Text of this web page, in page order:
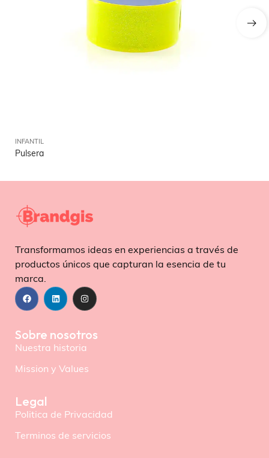
INFANTIL
Pulsera
Transformamos ideas en experiencias a través de
productos únicos que capturan la esencia de tu
marca.
Sobre nosotros
Nuestra historia
Mission y Values
Legal
Politica de Privacidad
Terminos de servicios